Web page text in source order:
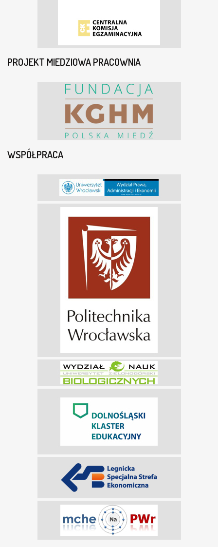
PROJEKT MIEDZIOWA PRACOWNIA
WSPÓŁPRACA